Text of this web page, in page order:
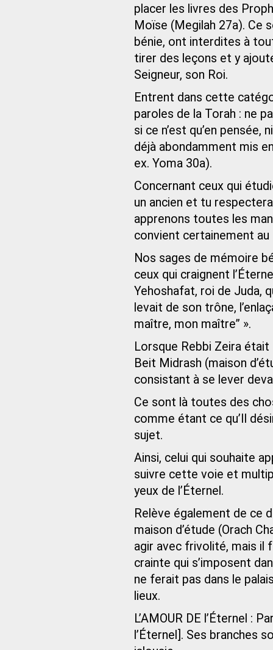
placer les livres des
Moïse (Megilah 27a). Ce
bénie, ont interdites à
tirer des leçons et y
Seigneur, son Roi.
Entrent dans cette
paroles de la Torah : ne
si ce n’est qu’en
déjà abondamment mis
ex. Yoma 30a).
Concernant ceux qui
un ancien et tu
apprenons toutes les
convient certainement au
Nos sages de mémoire
ceux qui craignent
Yehoshafat, roi de Juda,
levait de son trône,
maître, mon maître” ».
Lorsque Rebbi Zeira était
Beit Midrash (maison
consistant à se lever
Ce sont là toutes des
comme étant ce qu’Il
sujet.
Ainsi, celui qui souhaite
suivre cette voie et
yeux de l’Éternel.
Relève également de ce
maison d’étude (Orach
agir avec frivolité, mais
crainte qui s’imposent
ne ferait pas dans le
lieux.
L’AMOUR DE l’Éternel :
l’Éternel]. Ses branches